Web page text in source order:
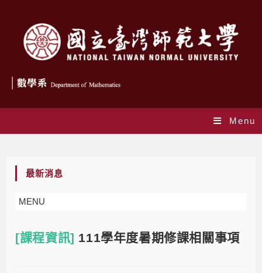
Menu
最新消息
MENU
[課程資訊] 111學年度暑期修課相關事項